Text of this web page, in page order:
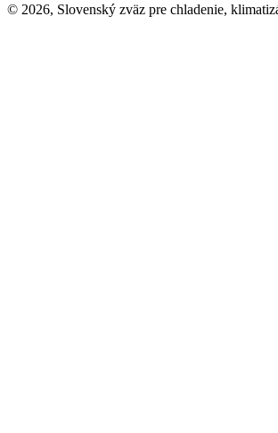
© 2026, Slovenský zväz pre chladenie,